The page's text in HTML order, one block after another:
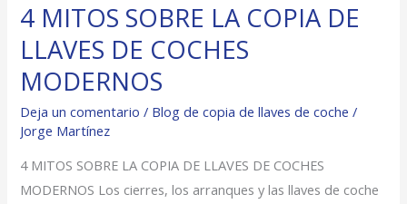
4 MITOS SOBRE LA COPIA DE
LLAVES DE COCHES
MODERNOS
Deja un comentario / Blog de copia de llaves de coche /
Jorge Martínez
4 MITOS SOBRE LA COPIA DE LLAVES DE COCHES
MODERNOS Los cierres, los arranques y las llaves de coche